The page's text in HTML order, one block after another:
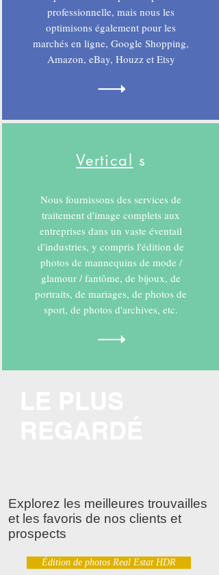
professionnelle, mais nous les
optimisons également pour les
marchés en ligne, Google Shopping,
Amazon, eBay, Houzz et Etsy
Vertical s
Nous fournissons des services de
traitement d'image complets aux
entreprises dans un vaste éventail
d'industries, y compris l'édition de
photos de mannequins de mode /
glamour / fantôme, de bijoux, de
portraits, de mariages, de photos de
sport, de photos d'archives, etc.
Explorez les meilleures trouvailles
et les favoris de nos clients et
prospects
Édition de photos Real Estat HDR